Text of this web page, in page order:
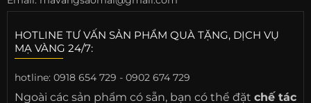
HOTLINE TƯ VẤN SẢN PHẨM QUÀ TẶNG, DỊCH VỤ
MẠ VÀNG 24/7:
hotline: 0918 654 729 - 0902 674 729
Ngoài các sản phẩm có sẵn, bạn có thể đặt chế tác